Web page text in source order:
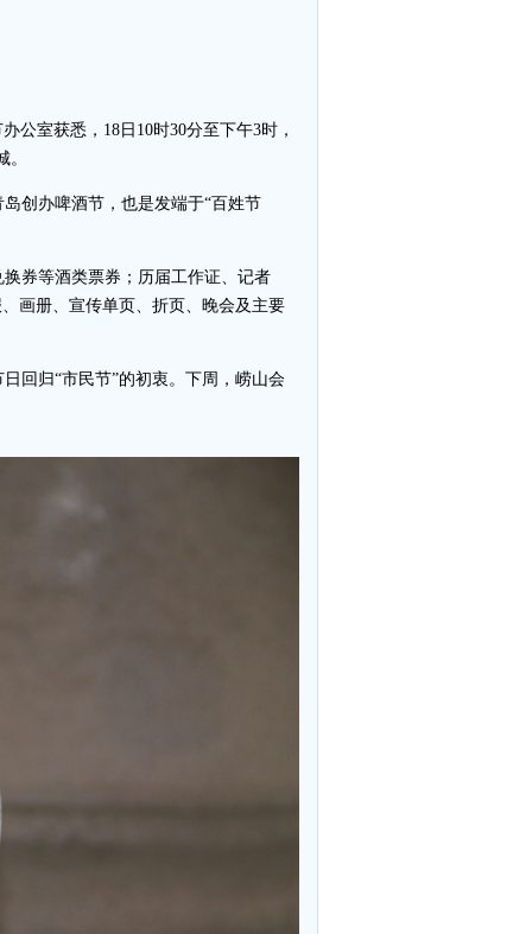
室获悉，18日10时30分至下午3时，
创办啤酒节，也是发端于“百姓节
券等酒类票券；历届工作证、记者
画册、宣传单页、折页、晚会及主要
回归“市民节”的初衷。下周，崂山会